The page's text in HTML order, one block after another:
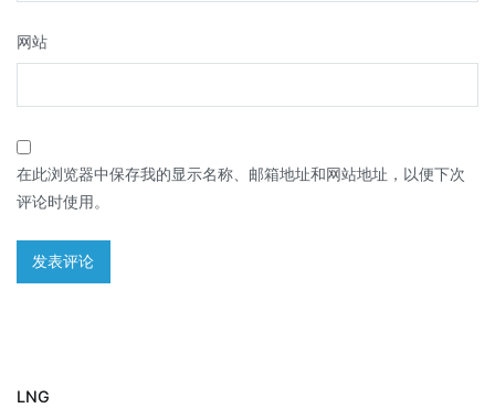
网站
在此浏览器中保存我的显示名称、邮箱地址和网站地址，以便下次
评论时使用。
LNG